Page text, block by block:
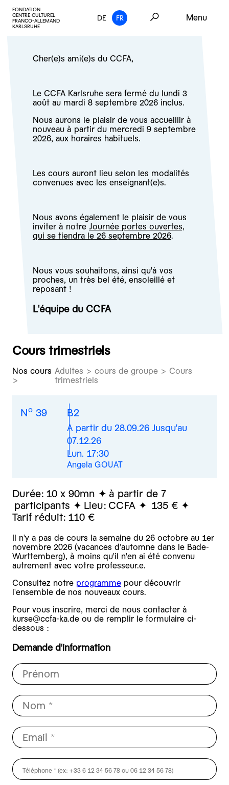
FONDATION
CENTRE CULTUREL
FRANCO-ALLEMAND
KARLSRUHE
DE FR Menu
Cher(e)s ami(e)s du CCFA,
Le CCFA Karlsruhe sera fermé du lundi 3
août au mardi 8 septembre 2026 inclus.
Nous aurons le plaisir de vous accueillir à
nouveau à partir du mercredi 9 septembre
2026, aux horaires habituels.
Les cours auront lieu selon les modalités
convenues avec les enseignant(e)s.
Nous avons également le plaisir de vous
inviter à notre Journée portes ouvertes,
qui se tiendra le 26 septembre 2026.
Nous vous souhaitons, ainsi qu'à vos
proches, un très bel été, ensoleillé et
reposant !
L'équipe du CCFA
Cours trimestriels
Nos cours Adultes > cours de groupe > Cours
trimestriels
No 39 B2
A partir du 28.09.26 Jusqu'au
07.12.26
Lun. 17:30
Angela GOUAT
Durée: 10 x 90mn
à partir de 7
participants
Lieu: CCFA
135 €
Tarif réduit: 110 €
Il n'y a pas de cours la semaine du 26 octobre au 1er
novembre 2026 (vacances d'automne dans le Bade-
Wurttemberg), à moins qu'il n'en ai été convenu
autrement avec votre professeur.e.
Consultez notre programme pour découvrir
l'ensemble de nos nouveaux cours.
Pour vous inscrire, merci de nous contacter à
kurse@ccfa-ka.de ou de remplir le formulaire ci-
dessous :
Demande d'information